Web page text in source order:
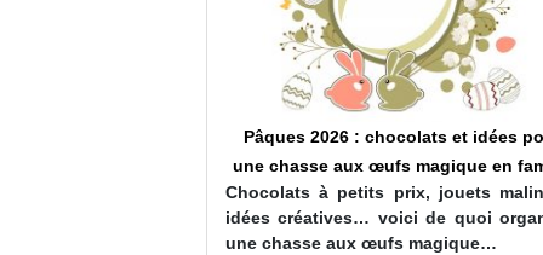
Pâques 2026 : chocolats et idées
une chasse aux œufs magique en
Chocolats à petits prix, jouets
idées créatives… voici de quoi
une chasse aux œufs magique…